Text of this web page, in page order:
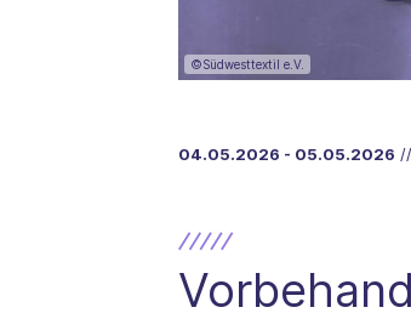
©Südwesttextil e.V.
04.05.2026 - 05.05.2026